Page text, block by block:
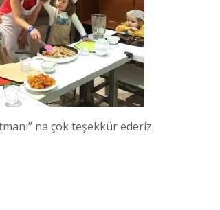
na çok teşekkür ederiz.